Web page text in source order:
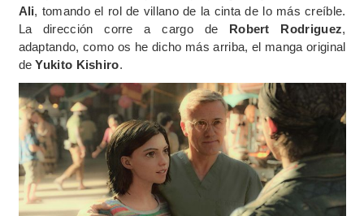
Ali, tomando el rol de villano de la cinta de lo más creíble.
La dirección corre a cargo de Robert Rodriguez,
adaptando, como os he dicho más arriba, el manga original
deYukito Kishiro.